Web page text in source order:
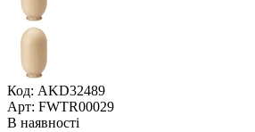
Код: AKD32489
Арт: FWTR00029
В наявності